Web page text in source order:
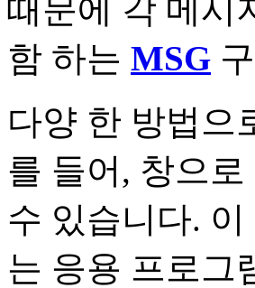
때문에 각 메시
함 하는 MSG
다양 한 방법으
를 들어, 창으
수 있습니다.
는 응용 프로그